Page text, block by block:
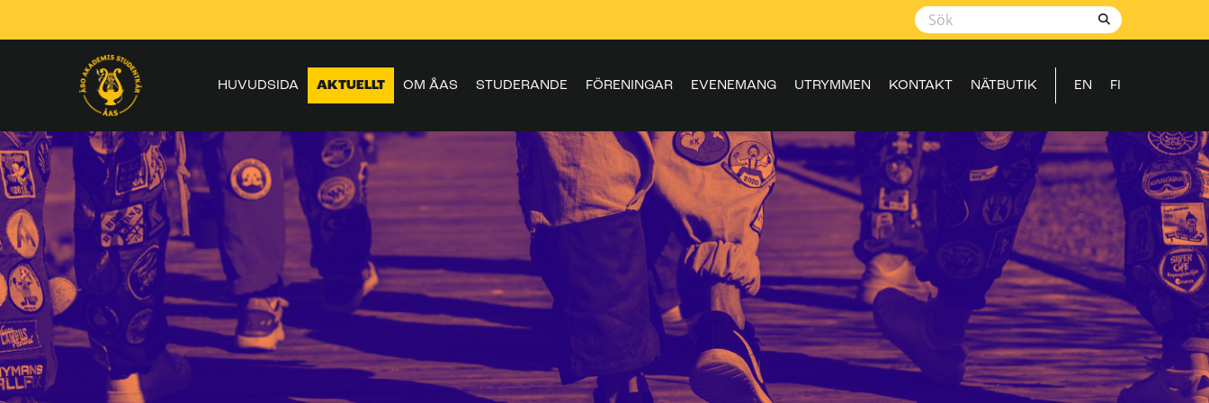
HUVUDSIDA AKTUELLT OM ÅAS STUDERANDE FÖRENINGAR EVENEMANG UTRYMMEN KONTAKT NÄTBUTIK EN FI